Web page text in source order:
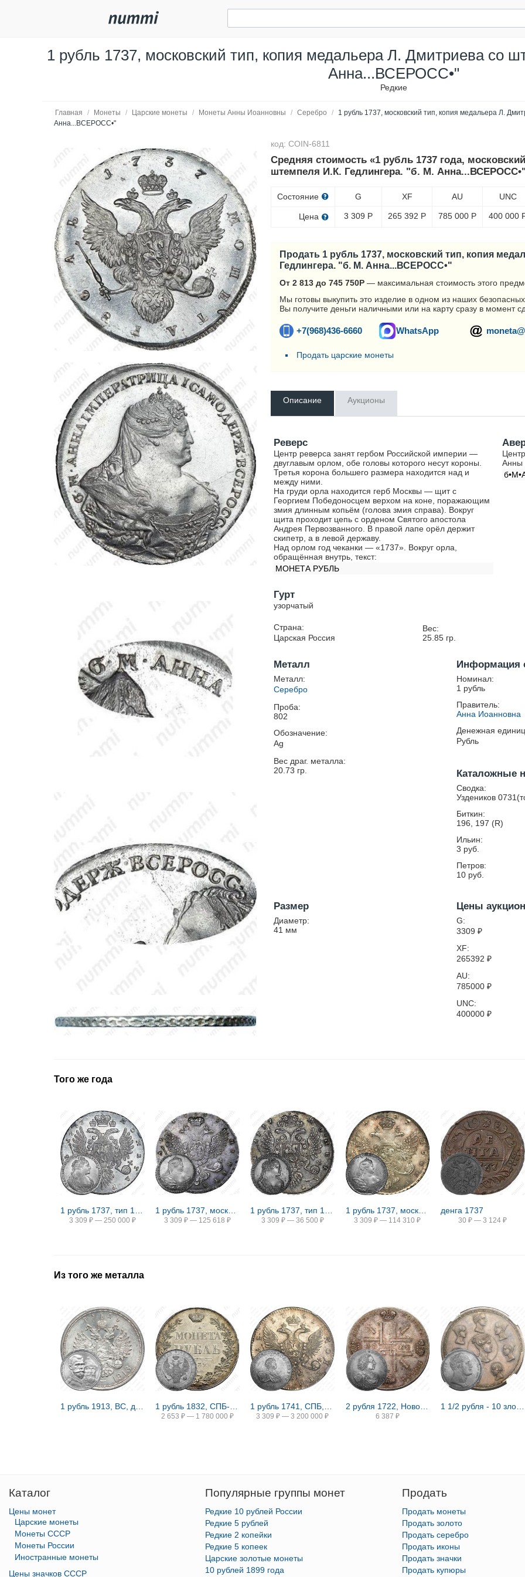
1 рубль 1737, московский тип, копия медальера Л. Дмитриева со
Анна...ВСЕРОСС•"
Редкие
Главная / Монеты / Царские монеты / Монеты Анны Иоанновны / Серебро /
1 рубль 1737, московский тип, копия медальера Л.
Анна...ВСЕРОСС•"
код: COIN-6811
Средняя стоимость «1 рубль 1737 года,
штемпеля И.К. Гедлингера. "б. М.
Состояние
Цена
G
3 309 Р
XF
265 392 Р
AU
785 000 Р
UNC
400 000
Продать 1 рубль 1737, московский тип, копия
Гедлингера. "б. М. Анна...ВСЕРОСС•"
От 2 813 до 745 750Р — максимальная стоимость этого
Мы готовы выкупить это изделие в одном из наших
Вы получите деньги наличными или на карту сразу в момент
+7(968)436-6660 WhatsApp
Продать царские монеты
Описание Аукционы
Реверс
Центр реверса занят гербом Российской империи —
двуглавым орлом, обе головы которого несут короны.
Третья корона большего размера находится над и
между ними.
На груди орла находится герб Москвы — щит с
Георгием Победоносцем верхом на коне, поражающим
змия длинным копьём (голова змия справа). Вокруг
щита проходит цепь с орденом Святого апостола
Андрея Первозванного. В правой лапе орёл держит
скипетр, а в левой державу.
Над орлом год чеканки — «1737». Вокруг орла,
обращённая внутрь, текст:
МОНЕТА РУБЛЬ
Анны
Гурт
узорчатый
Страна:
Царская Россия
Вес:
25.85гр.
Металл
Металл:
Серебро
Проба:
802
Обозначение:
Ag
Вес драг. металла:
20.73 гр.
Информация
Номинал:
1 рубль
Правитель:
Анна Иоанновна
Денежная
Рубль
Каталожные
Сводка:
Уздеников
Биткин:
196, 197 (R)
Ильин:
3 руб.
Петров:
10 руб.
Размер
Диаметр:
41 мм
Цены
G:
3309 ₽
XF:
265392 ₽
AU:
785000 ₽
UNC:
400000 ₽
Того же года
3 309 ₽ — 250 000 ₽ 3 309 ₽ — 125 618 ₽ 3 309 ₽ — 36 500 ₽
1 рубль 1737, московский тип. "Б. М. Анна", портрет работы Л. Дмитриева, орел московского типа, крест державы касается крыла
3 309 ₽ — 114 310 ₽
денга 1737
30 ₽ — 3 124 ₽
Из того же металла
2 653 ₽ — 1 780 000 ₽ 3 309 ₽ — 3 200 000 ₽
2 рубля 1722, Новодел
6 387 ₽
1 1/2 рубля - 10 злотых 1836, семейный, П. У., Новодел
Каталог
Цены монет
Царские монеты
Монеты СССР
Монеты России
Иностранные монеты
Цены значков СССР
Популярные группы монет
Редкие 10 рублей России
Редкие 5 рублей
Редкие 2 копейки
Редкие 5 копеек
Царские золотые монеты
10 рублей 1899 года
Продать
Продать монеты
Продать золото
Продать серебро
Продать иконы
Продать значки
Продать купюры